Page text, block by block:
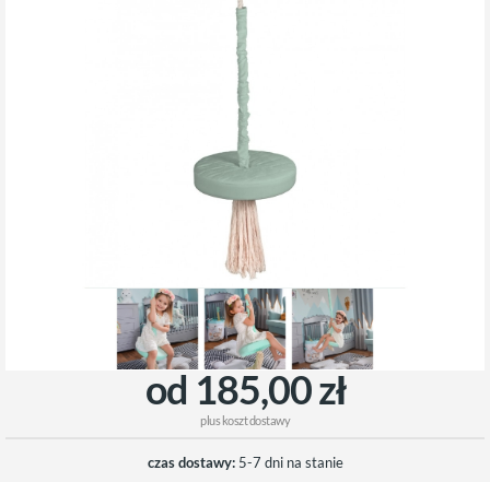
od 185,00 zł
plus koszt dostawy
czas dostawy: 5-7 dni na stanie